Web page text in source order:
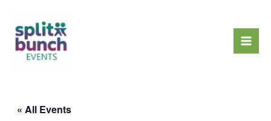
content
« All Events